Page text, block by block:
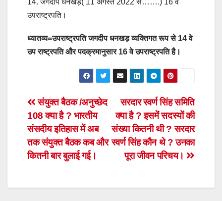
14. जगदीप धनखड़( 11 अगस्त 2022 से…….) 16 वे
उपराष्ट्रपति।
ध्यातव्य=उपराष्ट्रपति जगदीप धनखड़ व्यक्तिगत रूप से 14 वे
उप राष्ट्रपति और पदक्रमानुसार 16 वे उपराष्ट्रपति है।
Post
navigation
सरदार स्वर्ण सिंह समिति
क्या है ? इसमें सदस्यों की
संख्या कितनी थी ? सरदार
स्वर्ण सिंह कौन थे ? उनका
पूरा जीवन परिचय।
संयुक्त बैठक /अनुच्छेद
108 क्या है ? भारतीय
संसदीय इतिहास में अब
तक संयुक्त बैठक कब और
कितनी बार बुलाई गई।